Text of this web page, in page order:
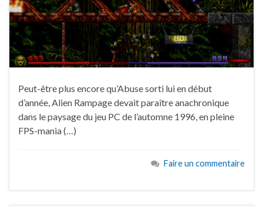
Peut-être plus encore qu’Abuse sorti lui en début
d’année, Alien Rampage devait paraître anachronique
dans le paysage du jeu PC de l’automne 1996, en pleine
FPS-mania (…)
Faire un commentaire